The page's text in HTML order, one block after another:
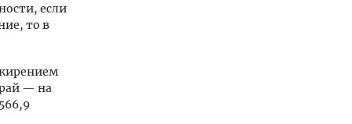
если
то в
— на